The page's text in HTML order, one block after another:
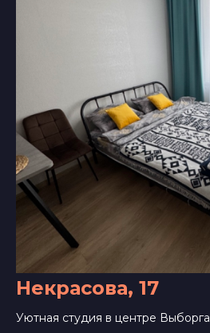
Некрасова, 17
Уютная студия в центре Выборга